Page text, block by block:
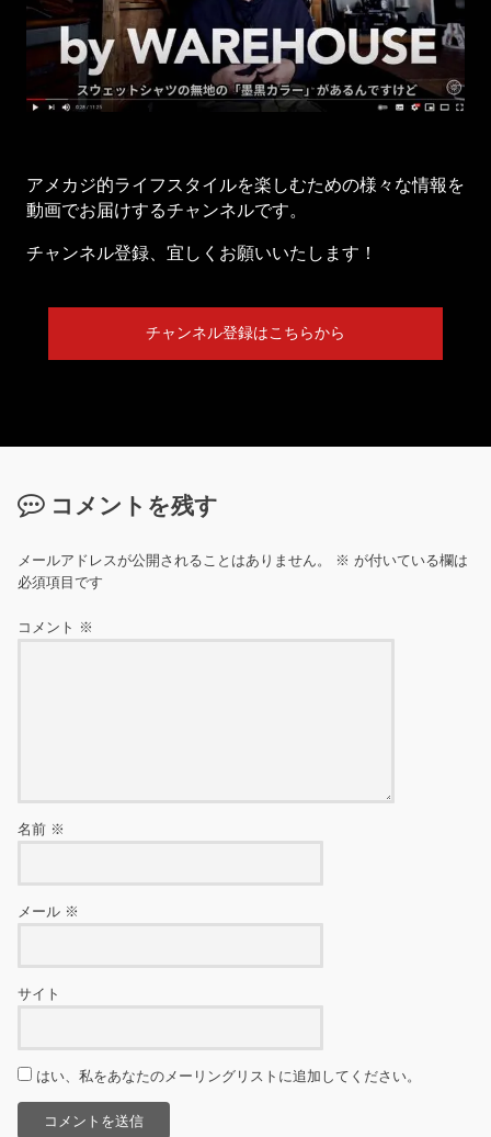
アメカジ的ライフスタイルを楽しむための様々な情報を
動画でお届けするチャンネルです。
チャンネル登録、宜しくお願いいたします！
チャンネル登録はこちらから
コメントを残す
メールアドレスが公開されることはありません。 ※ が付いている欄は
必須項目です
コメント ※
名前 ※
メール ※
サイト
はい、私をあなたのメーリングリストに追加してください。